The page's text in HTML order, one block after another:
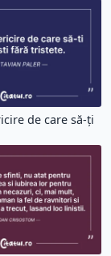
de care să-ți